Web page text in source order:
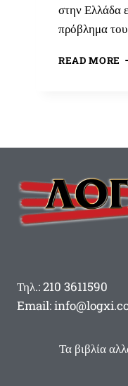
στην Ελλάδα
πρόβλημα
READ MORE
Τηλ.: 210 3611590
Email:
Τα βιβλία